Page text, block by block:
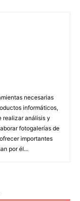
necesarias
informáticos,
realizar análisis y
fotogalerías de
importantes
por él...